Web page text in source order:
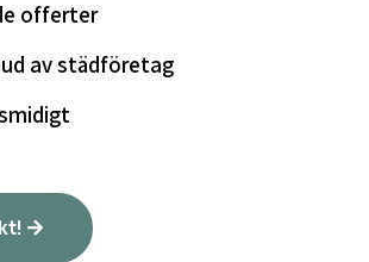
offerter
av städföretag